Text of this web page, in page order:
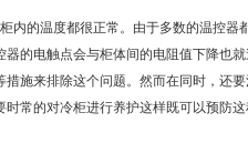
内的温度都很正常。由于多数的温控器
的电触点会与柜体间的电阻值下降也
施来排除这个问题。然而在同时，还
常的对冷柜进行养护这样既可以预防